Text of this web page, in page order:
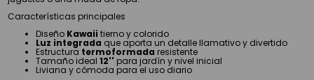
Características principales
Diseño Kawaii tierno y colorido
Luz integrada que aporta un detalle llamativo y divertido
Estructura termoformada resistente
Tamaño ideal12'' para jardín y nivel inicial
Liviana y cómoda para el uso diario